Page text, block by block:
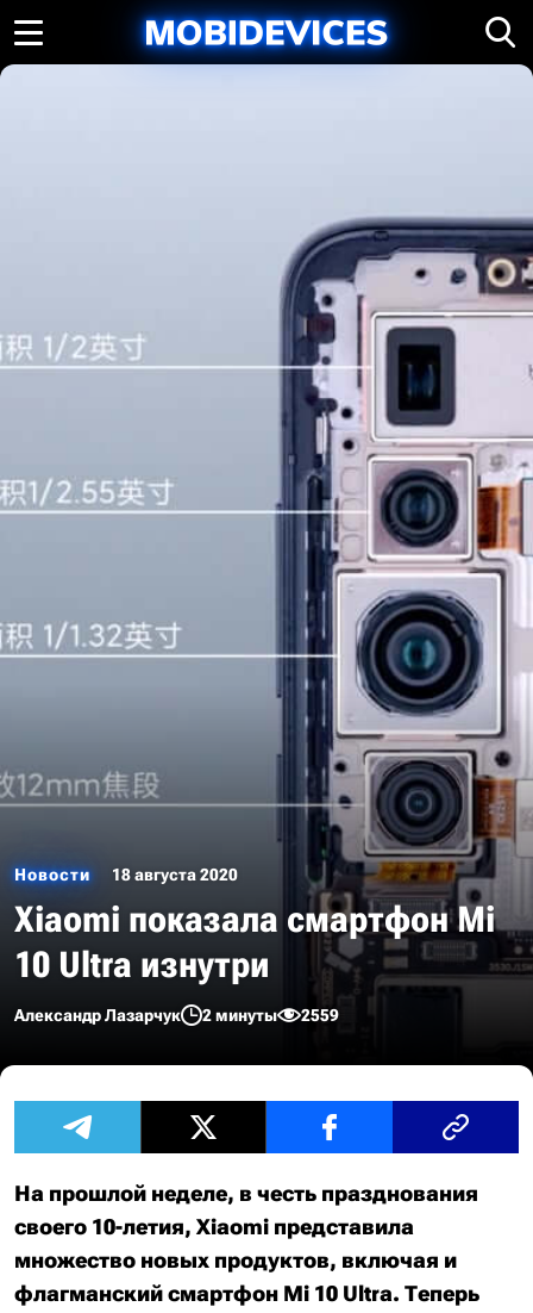
Новости 18 августа 2020
Xiaomi показала смартфон Mi
10 Ultra изнутри
Александр Лазарчук 2 минуты 2559
На прошлой неделе, в честь празднования
своего 10-летия, Xiaomi представила
множество новых продуктов, включая и
флагманский смартфон Mi 10 Ultra. Теперь